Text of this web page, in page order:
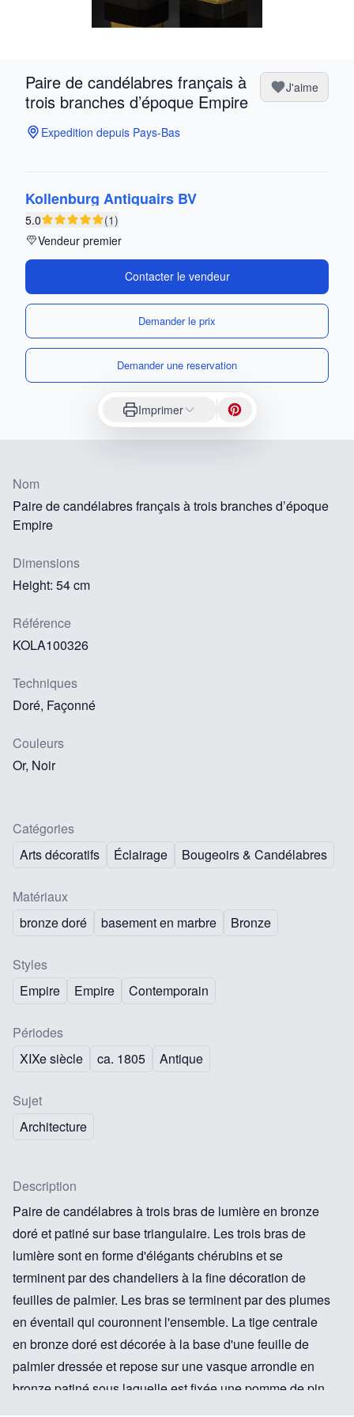
Paire de candélabres français à
trois branches d’époque Empire
J'aime
Expedition depuis Pays-Bas
Kollenburg Antiquairs BV
5.0
(1)
Vendeur premier
Contacter le vendeur
Demander le prix
Demander une reservation
Imprimer
Nom
Paire de candélabres français à trois branches d’époque
Empire
Dimensions
Height: 54 cm
Référence
KOLA100326
Techniques
Doré, Façonné
Couleurs
Or, Noir
Catégories
Arts décoratifs
Éclairage Bougeoirs & Candélabres
Matériaux
bronze doré
basement en marbre Bronze
Styles
Empire
Empire Contemporain
Périodes
XIXe siècle
ca. 1805 Antique
Sujet
Architecture
Description
Paire de candélabres à trois bras de lumière en bronze
doré et patiné sur base triangulaire. Les trois bras de
lumière sont en forme d'élégants chérubins et se
terminent par des chandeliers à la fine décoration de
feuilles de palmier. Les bras se terminent par des plumes
en éventail qui couronnent l'ensemble. La tige centrale
en bronze doré est décorée à la base d'une feuille de
palmier dressée et repose sur une vasque arrondie en
bronze patiné sous laquelle est fixée une pomme de pin